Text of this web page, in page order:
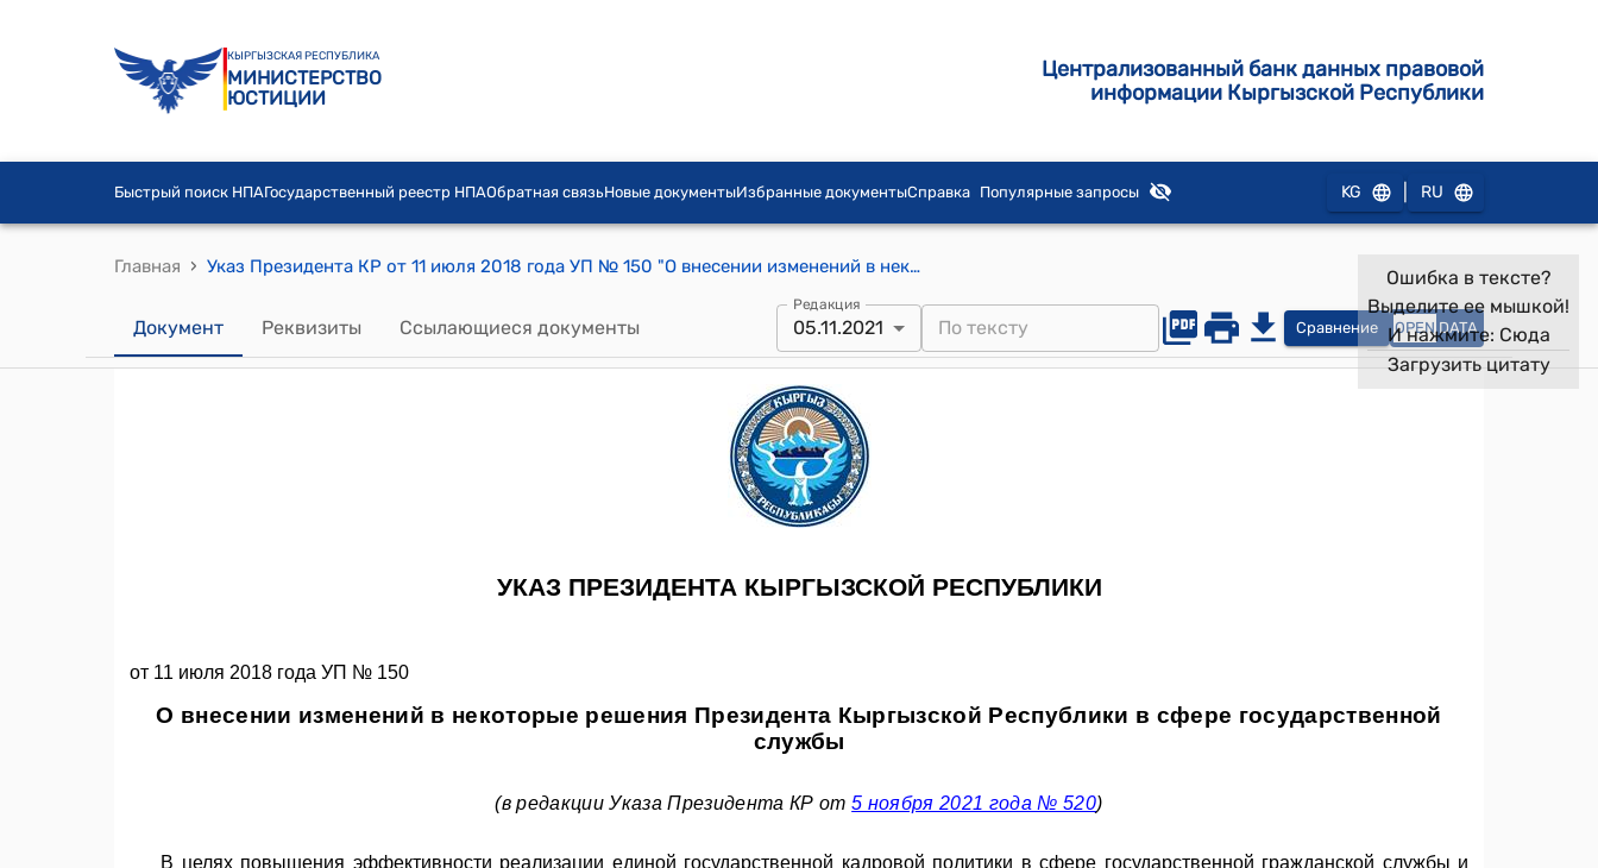
КЫРГЫЗСКАЯ РЕСПУБЛИКА
МИНИСТЕРСТВО
ЮСТИЦИИ
Централизованный банк данных правовой
информации Кыргызской Республики
Быстрый поиск НПАГосударственный реестр НПАОбратная связьНовые документыИзбранные документыСправка Популярные запросы KG RU
Главная › Указ Президента КР от 11 июля 2018 года УП № 150 "О внесении изменений в некоторые решения Президента Кыргызской Республики в сфере государственной службы"
Документ Реквизиты Ссылающиеся документы
Редакция
05.11.2021 Сравнение OPEN DATA
Ошибка в тексте?
Выделите ее мышкой!
И нажмите: Сюда
Загрузить цитату